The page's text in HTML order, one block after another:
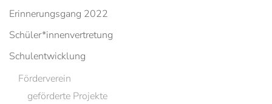
Erinnerungsgang 2022
Schüler*innenvertretung
Schulentwicklung
Förderverein
geförderte Projekte